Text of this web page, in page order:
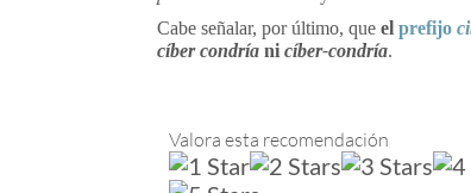
Cabe señalar, por último, que el prefijo
cíber condría ni cíber-condría.
Valora esta recomendación